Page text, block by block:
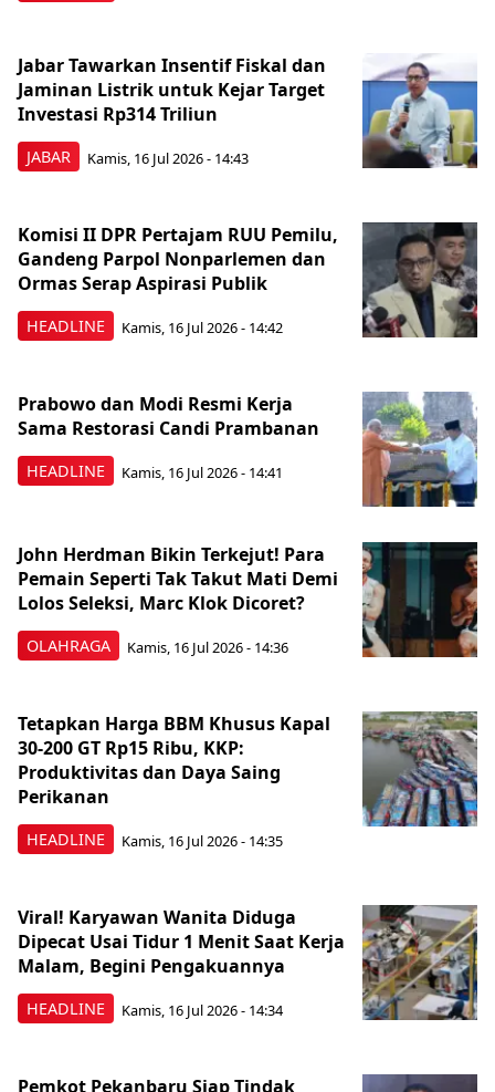
JABAR
Jabar Tawarkan Insentif Fiskal dan
Jaminan Listrik untuk Kejar Target
Investasi Rp314 Triliun
Kamis, 16 Jul 2026 - 14:43
HEADLINE
Komisi II DPR Pertajam RUU Pemilu,
Gandeng Parpol Nonparlemen dan
Ormas Serap Aspirasi Publik
Kamis, 16 Jul 2026 - 14:42
HEADLINE
Prabowo dan Modi Resmi Kerja
Sama Restorasi Candi Prambanan
Kamis, 16 Jul 2026 - 14:41
OLAHRAGA
John Herdman Bikin Terkejut! Para
Pemain Seperti Tak Takut Mati Demi
Lolos Seleksi, Marc Klok Dicoret?
Kamis, 16 Jul 2026 - 14:36
HEADLINE
Tetapkan Harga BBM Khusus Kapal
30-200 GT Rp15 Ribu, KKP:
Produktivitas dan Daya Saing
Perikanan
Kamis, 16 Jul 2026 - 14:35
HEADLINE
Viral! Karyawan Wanita Diduga
Dipecat Usai Tidur 1 Menit Saat Kerja
Malam, Begini Pengakuannya
Kamis, 16 Jul 2026 - 14:34
Pemkot Pekanbaru Siap Tindak